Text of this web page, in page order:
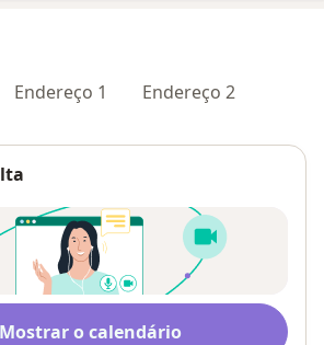
Endereço 1 Endereço 2
Mostrar o calendário